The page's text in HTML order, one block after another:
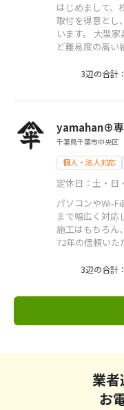
はじめまして、
取付を得意とし
います。 大型
ど難易度の高い
犯カメラ、ス
場状況に合熟
3辺の合計
yamahan⊕専
千葉県千葉市中央区
個人・法人対応
定休日：土・日
パソコンやWi-
まで幅広く対応
施工はもちろん、
72年の信頼いた
3辺の合計
業者
お